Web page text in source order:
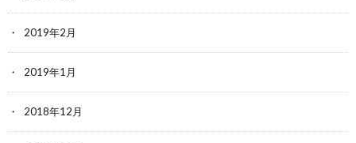
2019年2月
2019年1月
2018年12月